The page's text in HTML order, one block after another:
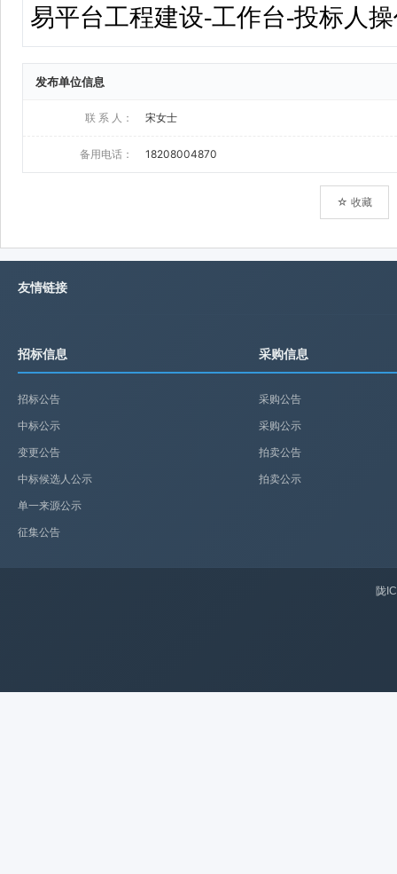
发布单位信息
联 系 人： 宋女士
备用电话： 18208004870
☆ 收藏
友情链接
招标信息
招标公告
中标公示
变更公告
中标候选人公示
单一来源公示
征集公告
采购信息
采购公告
采购公示
拍卖公告
拍卖公示
陇